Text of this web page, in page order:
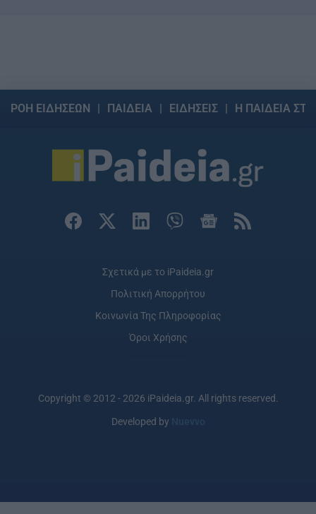
ΡΟΗ ΕΙΔΗΣΕΩΝ ΠΑΙΔΕΙΑ ΕΙΔΗΣΕΙΣ Η ΠΑΙΔΕΙΑ
Σχετικά με το iPaideia.gr
Πολιτική Απορρήτου
Κοινωνία Της Πληροφορίας
Όροι Χρήσης
Copyright © 2012 - 2026 iPaideia.gr. All rights reserved.
Developed by